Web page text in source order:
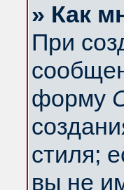
» Как
При
форму
стиля;
вы не